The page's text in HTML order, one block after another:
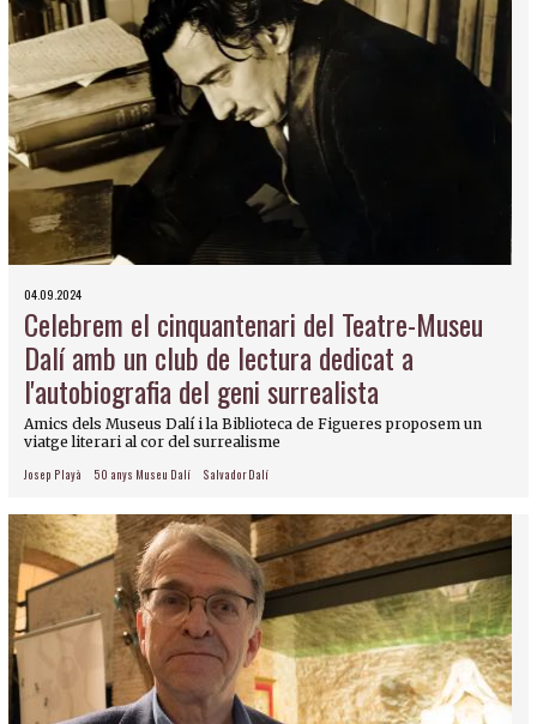
04.09.2024
Celebrem el cinquantenari del Teatre-Museu
Dalí amb un club de lectura dedicat a
l'autobiografia del geni surrealista
Amics dels Museus Dalí i la Biblioteca de Figueres proposem un
viatge literari al cor del surrealisme
Josep Playà 50 anys Museu Dalí Salvador Dalí